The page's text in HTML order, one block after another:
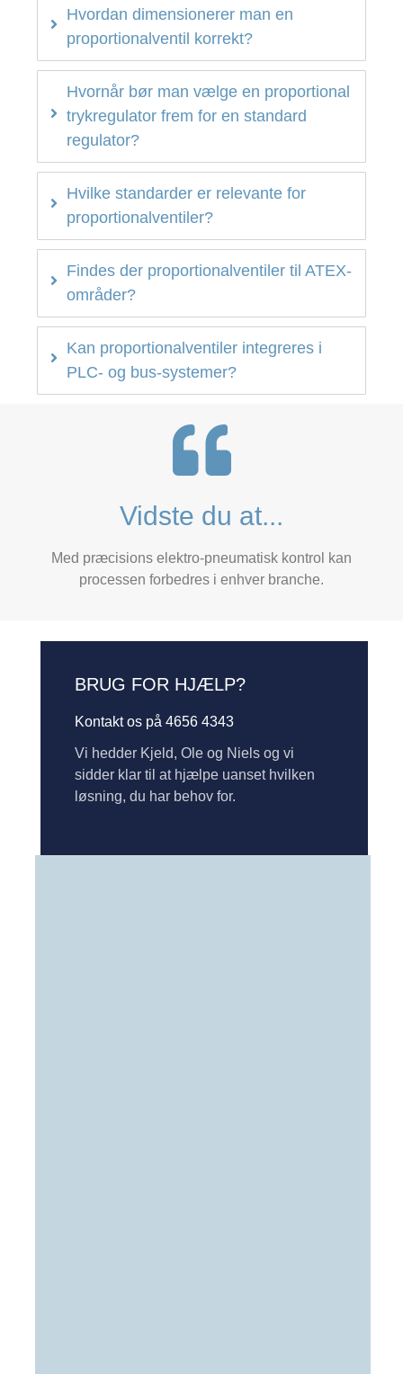
Hvordan dimensionerer man en
proportionalventil korrekt?
Hvornår bør man vælge en proportional
trykregulator frem for en standard
regulator?
Hvilke standarder er relevante for
proportionalventiler?
Findes der proportionalventiler til ATEX-
områder?
Kan proportionalventiler integreres i
PLC- og bus-systemer?
Vidste du at...
Med præcisions elektro-pneumatisk kontrol kan
processen forbedres i enhver branche.
BRUG FOR HJÆLP?
Kontakt os på 4656 4343
Vi hedder Kjeld, Ole og Niels og vi
sidder klar til at hjælpe uanset hvilken
løsning, du har behov for.